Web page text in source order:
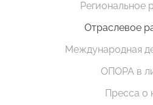
Региональное
Отраслевое
Международная
ОПОРА в
Пресса о